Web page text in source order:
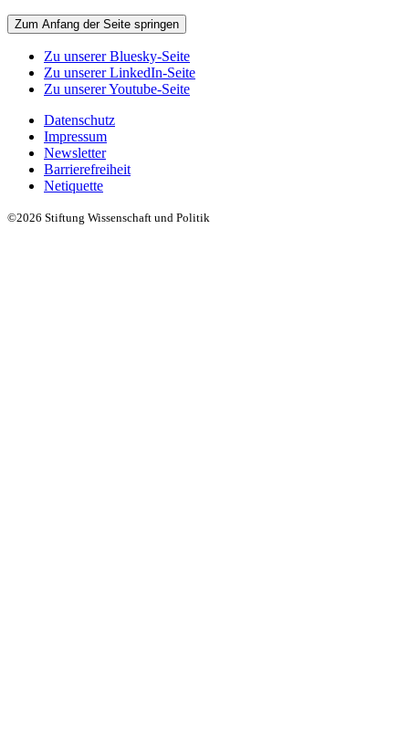
Zum Anfang der Seite springen
Zu unserer Bluesky-Seite
Zu unserer LinkedIn-Seite
Zu unserer Youtube-Seite
Datenschutz
Impressum
Newsletter
Barrierefreiheit
Netiquette
©2026 Stiftung Wissenschaft und Politik